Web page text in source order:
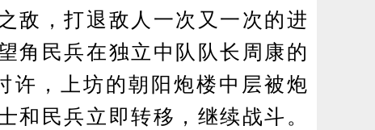
敌，打退敌人一次又一次的进
角民兵在独立中队队长周康的
许，上坊的朝阳炮楼中层被炮
和民兵立即转移，继续战斗。